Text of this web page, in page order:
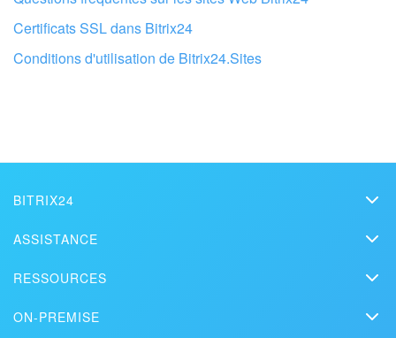
Analytique
BI Builder
Espace des ventes
CRM + Boutique en ligne
Marketing
Entreprise
par des professionnels locaux
Certificats SSL dans Bitrix24
Conditions d'utilisation de Bitrix24.Sites
BITRIX24
Kit presse
Nous contacter
ASSISTANCE
Vidéos de démonstration
RESSOURCES
ON-PREMISE